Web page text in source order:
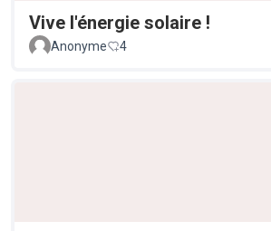
Vive l'énergie solaire !
Anonyme
4